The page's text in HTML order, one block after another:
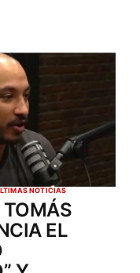
NOTICIAS
TOMÁS
EL